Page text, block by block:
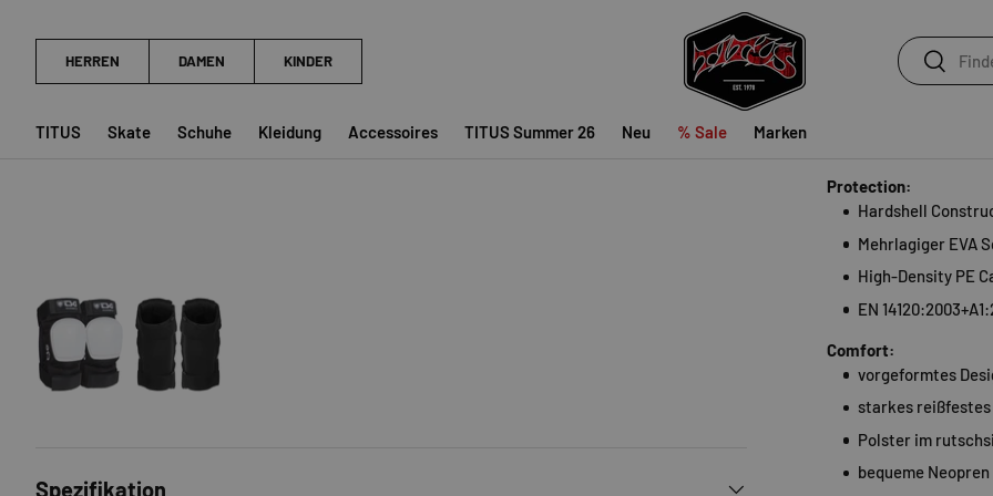
Suchen
Suchen
TITUS Skate Schuhe Kleidung Accessoires TITUS Summer 26 Neu % Sale Marken
den Arm gestreift
Ein hufeisenförmig
Protection:
Hardshell
Mehrlagiger EVA
High-Density PE
EN
Comfort:
vorgeformtes
starkes reißfestes
Polster im
bequeme
Spezifikation